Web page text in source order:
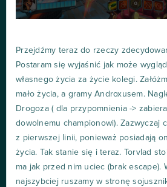
Przejdźmy teraz do rzeczy
Postaram się wyjaśnić jak może
własnego życia za życie kolegi.
mało życia, a gramy Androxusem.
Drogoza ( dla przypomnienia ->
dowolnemu championowi). Zazwyczaj
z pierwszej linii, ponieważ posiadają
życia. Tak stanie się i teraz. Torvlad
ma jak przed nim uciec (brak escape).
najszybciej ruszamy w stronę